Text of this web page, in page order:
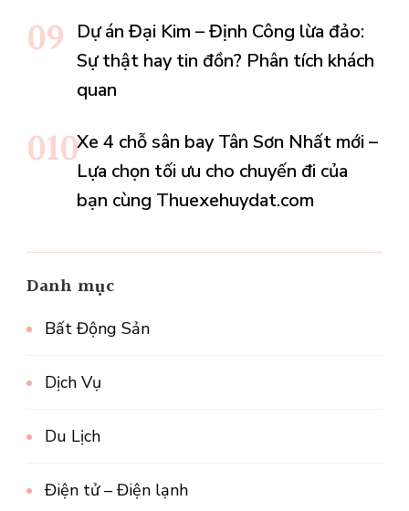
Dự án Đại Kim – Định Công lừa đảo:
Sự thật hay tin đồn? Phân tích khách
quan
Xe 4 chỗ sân bay Tân Sơn Nhất mới –
Lựa chọn tối ưu cho chuyến đi của
bạn cùng Thuexehuydat.com
Danh mục
Bất Động Sản
Dịch Vụ
Du Lịch
Điện tử – Điện lạnh